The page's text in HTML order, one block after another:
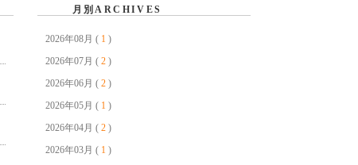
月別ARCHIVES
2026年08月 ( 1 )
2026年07月 ( 2)
2026年06月 ( 2)
2026年05月 ( 1 )
2026年04月 ( 2)
2026年03月 ( 1 )